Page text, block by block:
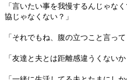
「言いたい事を我慢するんじゃな
協じゃなくない？」
「それでもね、腹の立つこと言って
「友達と夫とは距離感違うくない